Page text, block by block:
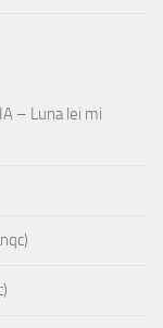
– Luna lei mi